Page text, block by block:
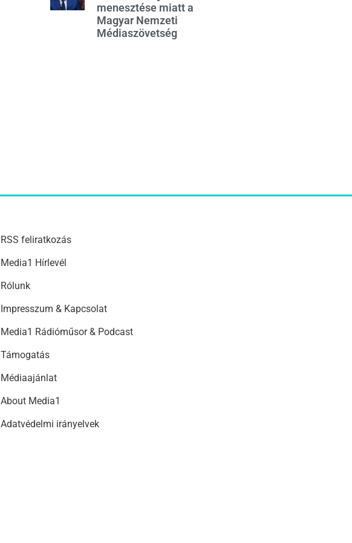
menesztése miatt a
Magyar Nemzeti
Médiaszövetség
RSS feliratkozás
Media1 Hírlevél
Rólunk
Impresszum & Kapcsolat
Media1 Rádióműsor & Podcast
Támogatás
Médiaajánlat
About Media1
Adatvédelmi irányelvek